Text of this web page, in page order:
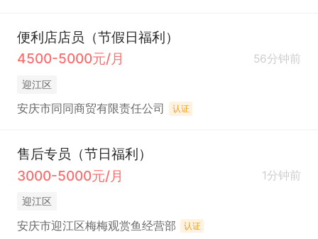
便利店店员（节假日福利）
4500-5000元/月
56分钟前
迎江区
安庆市同同商贸有限责任公司 认证
售后专员（节日福利）
3000-5000元/月
1分钟前
迎江区
安庆市迎江区梅梅观赏鱼经营部 认证